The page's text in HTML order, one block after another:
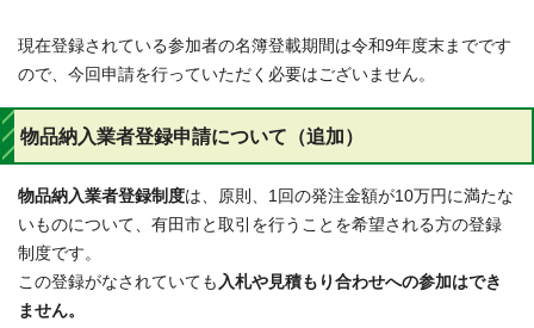
現在登録されている参加者の名簿登載期間は令和9年度末までです
ので、今回申請を行っていただく必要はございません。
物品納入業者登録申請について（追加）
物品納入業者登録制度は、原則、1回の発注金額が10万円に満たな
いものについて、有田市と取引を行うことを希望される方の登録
制度です。
この登録がなされていても 入札や見積もり合わせへの参加はでき
ません。